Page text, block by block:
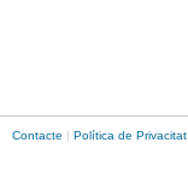
Contacte | Política de Privacitat